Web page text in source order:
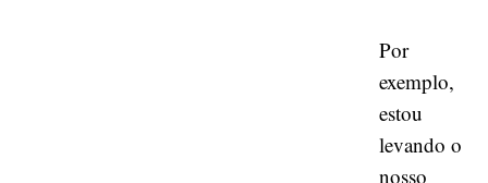
Por
exemplo,
estou
levando o
nosso